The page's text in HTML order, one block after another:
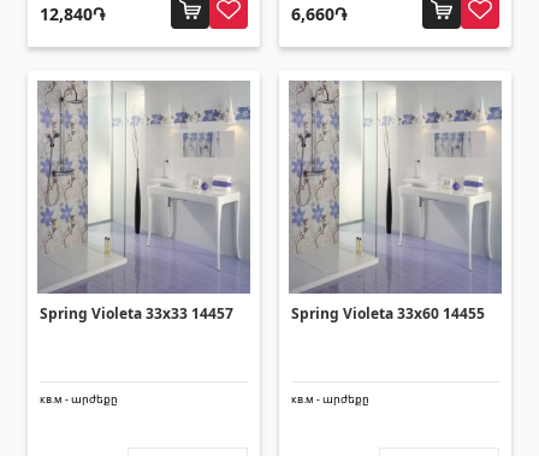
12,840֏ 6,660֏
Spring Violeta 33x33 14457
кв.м - արժեքը
Spring Violeta 33x60 14455
кв.м - արժեքը